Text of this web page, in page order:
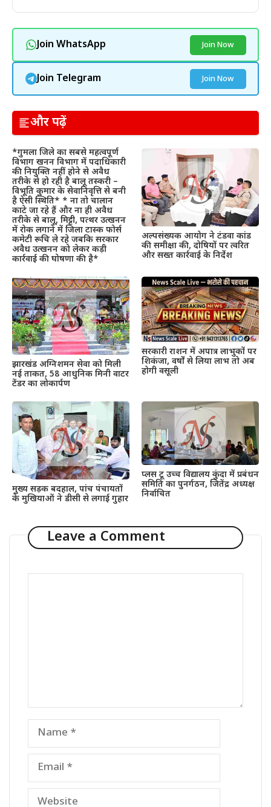
Join WhatsApp Join Now
Join Telegram Join Now
और पढ़ें
*गुमला जिले का सबसे महत्वपूर्ण
विभाग खनन विभाग में पदाधिकारी
की नियुक्ति नहीं होने से अवैध
तरीके से हो रही है बालू तस्करी –
विभूति कुमार के सेवानिवृत्ति से बनी
है ऐसी स्थिति* * ना तो चालान
काटे जा रहे हैं और ना ही अवैध
तरीके से बालू, मिट्टी, पत्थर उत्खनन
में रोक लगाने में जिला टास्क फोर्स
कमेटी रूचि ले रहे जबकि सरकार
अवैध उत्खनन को लेकर कड़ी
कार्रवाई की घोषणा की है*
अल्पसंख्यक आयोग ने टंडवा कांड
की समीक्षा की, दोषियों पर त्वरित
और सख्त कार्रवाई के निर्देश
झारखंड अग्निशमन सेवा को मिली
नई ताकत, 58 आधुनिक मिनी वाटर
टेंडर का लोकार्पण
सरकारी राशन में अपात्र लाभुकों पर
शिकंजा, वर्षों से लिया लाभ तो अब
होगी वसूली
मुख्य सड़क बदहाल, पांच पंचायतों
के मुखियाओं ने डीसी से लगाई गुहार
प्लस टू उच्च विद्यालय कुंदा में प्रबंधन
समिति का पुनर्गठन, जितेंद्र अध्यक्ष
निर्वाचित
Leave a Comment
Name
Email
Website